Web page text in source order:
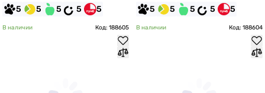
5 5 5 5 5 5 5 5 5 5
В наличии Код: 188605 В наличии Код: 188604